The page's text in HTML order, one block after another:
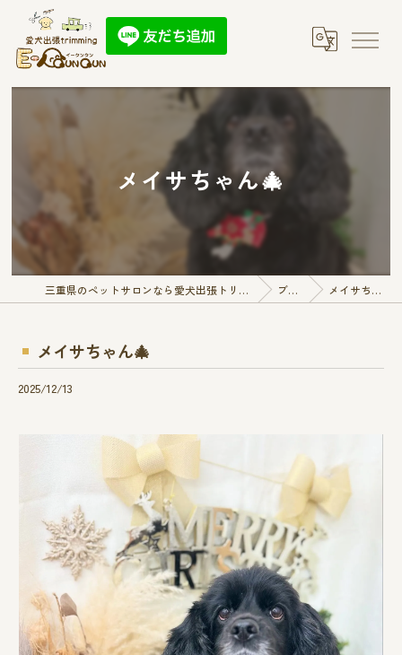
メイサちゃん🎄
三重県のペットサロンなら愛犬出張トリミング E-QunQun ブログ メイサちゃん🎄
メイサちゃん🎄
2025/12/13